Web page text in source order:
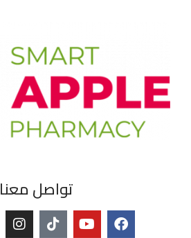
تواصل معنا